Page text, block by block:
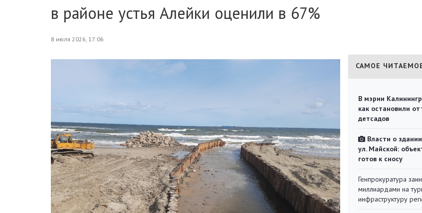
в районе устья Алейки оценили в 67%
8 июля 2026, 17:06
САМОЕ
В мэрии
как остановили
детсадов
Власти о
ул. Майской:
готов к сносу
Генпрокуратура
миллиардами на
инфраструктуру